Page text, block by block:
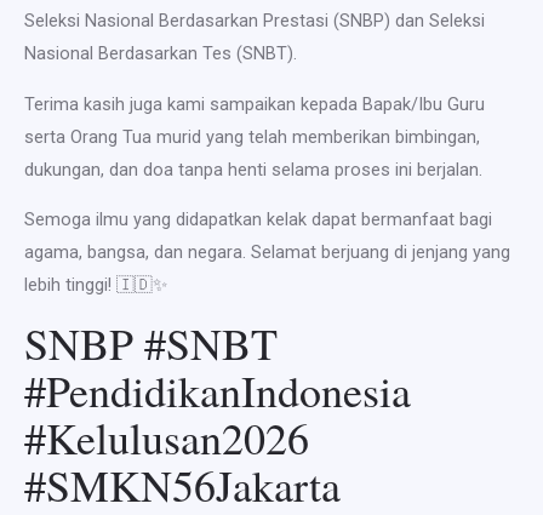
Seleksi Nasional Berdasarkan Prestasi (SNBP) dan Seleksi
Nasional Berdasarkan Tes (SNBT).
Terima kasih juga kami sampaikan kepada Bapak/Ibu Guru
serta Orang Tua murid yang telah memberikan bimbingan,
dukungan, dan doa tanpa henti selama proses ini berjalan.
Semoga ilmu yang didapatkan kelak dapat bermanfaat bagi
agama, bangsa, dan negara. Selamat berjuang di jenjang yang
lebih tinggi! 🇮🇩✨
SNBP #SNBT
#PendidikanIndonesia
#Kelulusan2026
#SMKN56Jakarta